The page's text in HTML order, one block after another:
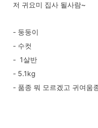
저 귀요미 집사 될사람~
- 둥둥이
- 수컷
- 1살반
- 5.1kg
- 품종 뭐 모르겠고 귀여움